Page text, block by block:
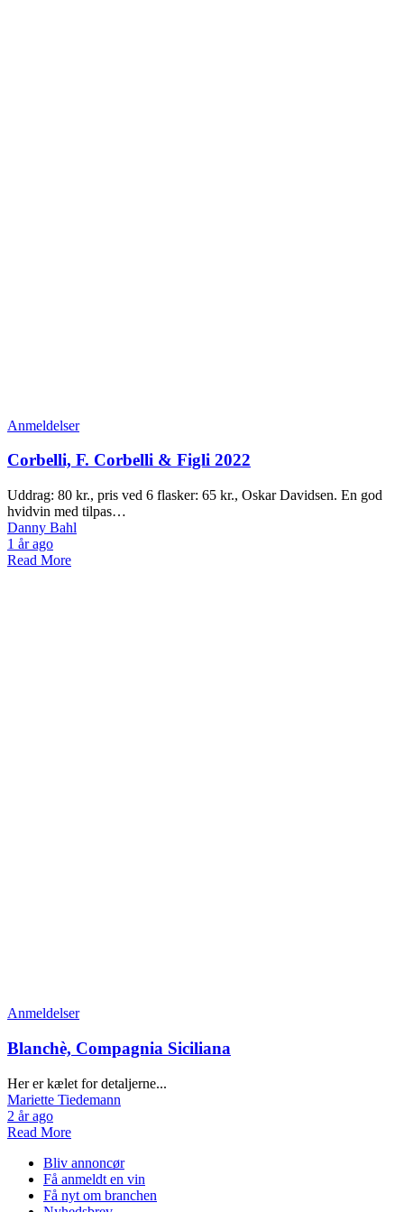
Anmeldelser
Corbelli, F. Corbelli & Figli 2022
Uddrag: 80 kr., pris ved 6 flasker: 65 kr., Oskar Davidsen. En god
hvidvin med tilpas…
Danny Bahl
1 år ago
Read More
Anmeldelser
Blanchè, Compagnia Siciliana
Her er kælet for detaljerne...
Mariette Tiedemann
2 år ago
Read More
Bliv annoncør
Få anmeldt en vin
Få nyt om branchen